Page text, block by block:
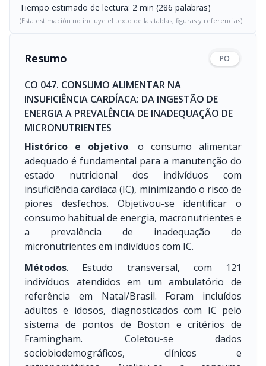
Tiempo estimado de lectura: 2 min (286 palabras)
(Esta estimación no incluye el texto de las tablas, figuras y referencias)
Resumo PO
CO 047. CONSUMO ALIMENTAR NA
INSUFICIÊNCIA CARDÍACA: DA INGESTÃO DE
ENERGIA A PREVALÊNCIA DE INADEQUAÇÃO DE
MICRONUTRIENTES
Histórico e objetivo. o consumo alimentar
adequado é fundamental para a manutenção do
estado nutricional dos indivíduos com
insuficiência cardíaca (IC), minimizando o risco de
piores desfechos. Objetivou-se identificar o
consumo habitual de energia, macronutrientes e
a prevalência de inadequação de
micronutrientes em indivíduos com IC.
Métodos. Estudo transversal, com 121
indivíduos atendidos em um ambulatório de
referência em Natal/Brasil. Foram incluídos
adultos e idosos, diagnosticados com IC pelo
sistema de pontos de Boston e critérios de
Framingham. Coletou-se dados
sociobiodemográficos, clínicos e